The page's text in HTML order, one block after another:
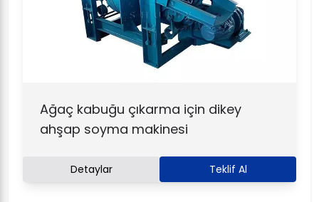
Ağaç kabuğu çıkarma için dikey
ahşap soyma makinesi
Detaylar Teklif Al